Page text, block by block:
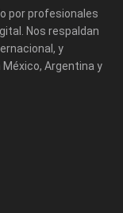
por profesionales
Nos respaldan
y
Argentina y